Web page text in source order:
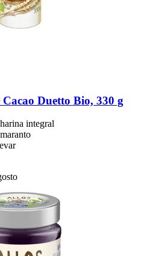
Cacao Duetto Bio, 330 g
integral